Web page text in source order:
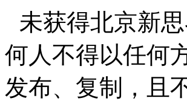
未获得北京新
何人不得以任何
发布、复制，且